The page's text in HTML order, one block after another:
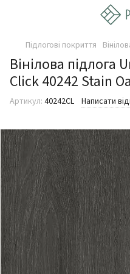
Підлогові покриття
Вінілова підлога
Click 40242 Stain
Артикул: 40242CL Написати